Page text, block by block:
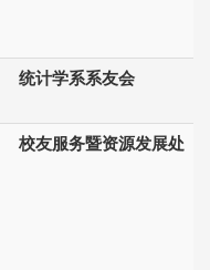
统计学系系友会
校友服务暨资源发展处